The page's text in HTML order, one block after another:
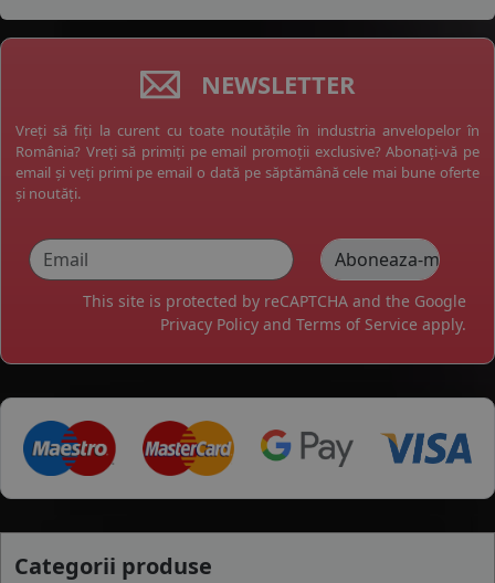
NEWSLETTER
Vreți să fiți la curent cu toate noutățile în industria anvelopelor în
România? Vreți să primiți pe email promoții exclusive? Abonați-vă pe
email și veți primi pe email o dată pe săptămână cele mai bune oferte
și noutăți.
This site is protected by reCAPTCHA and the Google
Privacy Policy and Terms of Service apply.
Categorii produse